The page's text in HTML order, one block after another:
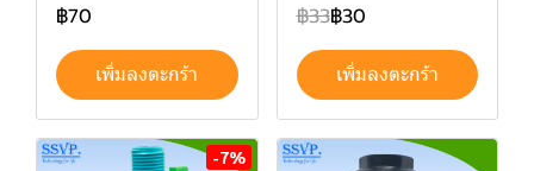
฿70
เพิ่มลงตะกร้า
฿33฿30
เพิ่มลงตะกร้า
-7%